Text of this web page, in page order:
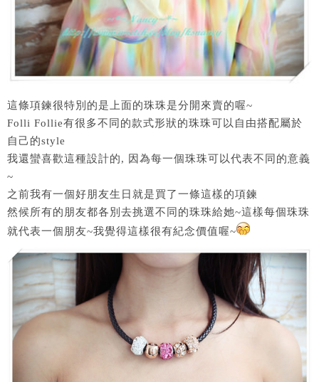
這條項鍊很特別的是上面的珠珠是分開來賣的喔~
Folli Follie有很多不同的款式形狀的珠珠可以自由搭配屬於
自己的style
我還蠻喜歡這種設計的, 因為每一個珠珠可以代表不同的意義
~
之前我有一個好朋友生日就是買了一條這樣的項鍊
然候所有的朋友都各別去挑選不同的珠珠給她~這樣每個珠珠
就代表一個朋友~我覺得這樣很有紀念價值喔~